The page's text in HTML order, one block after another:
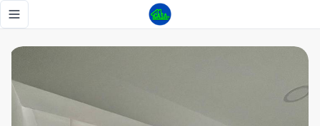
Toggle navigation menu
Evaristo Morales- Nuevo a estrenar piso alto - Tu Casa RD